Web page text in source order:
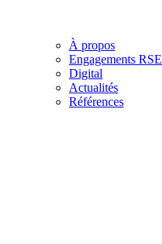
À propos
Engagements RSE
Digital
Actualités
Références